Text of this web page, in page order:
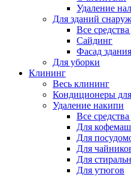
Удаление
Для зданий
Все
Сайдинг
Фасад здания
Для уборки
Клининг
Весь клининг
Кондиционеры
Удаление накипи
Все
Для
Для
Для
Для
Для утюгов